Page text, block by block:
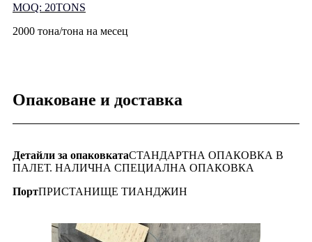
MOQ: 20TONS
2000 тона/тона на месец
Опаковане и доставка
Детайли за опаковкатаСТАНДАРТНА ОПАКОВКА В
ПАЛЕТ. НАЛИЧНА СПЕЦИАЛНА ОПАКОВКА
ПортПРИСТАНИЩЕ ТИАНДЖИН